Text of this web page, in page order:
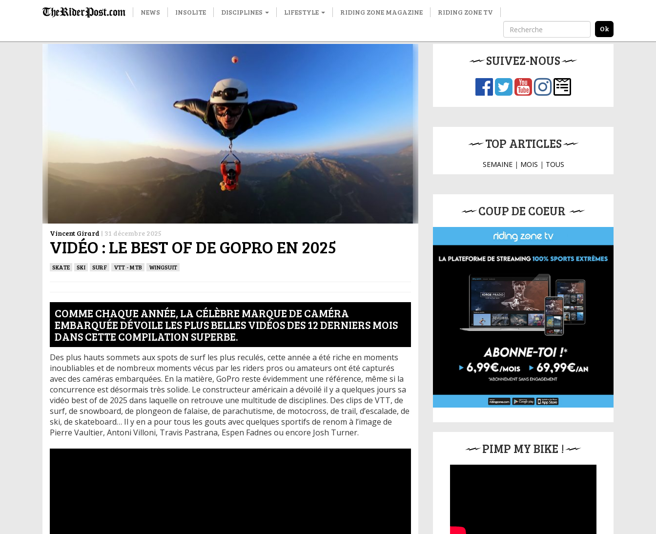
NEWS INSOLITE DISCIPLINES LIFESTYLE RIDING ZONE MAGAZINE RIDING ZONE TV
Vincent Girard | 31 décembre 2025
VIDÉO : LE BEST OF DE GOPRO EN 2025
SKATE SKI SURF VTT - MTB WINGSUIT
COMME CHAQUE ANNÉE, LA CÉLÈBRE MARQUE DE CAMÉRA
EMBARQUÉE DÉVOILE LES PLUS BELLES VIDÉOS DES 12 DERNIERS MOIS
DANS CETTE COMPILATION SUPERBE.
Des plus hauts sommets aux spots de surf les plus reculés, cette année a été riche en moments
inoubliables et de nombreux moments vécus par les riders pros ou amateurs ont été capturés
avec des caméras embarquées. En la matière, GoPro reste évidemment une référence, même si la
concurrence est désormais très solide. Le constructeur américain a dévoilé il y a quelques jours sa
vidéo best of de 2025 dans laquelle on retrouve une multitude de disciplines. Des clips de VTT, de
surf, de snowboard, de plongeon de falaise, de parachutisme, de motocross, de trail, d’escalade, de
ski, de skateboard… Il y en a pour tous les gouts avec quelques sportifs de renom à l’image de
Pierre Vaultier, Antoni Villoni, Travis Pastrana, Espen Fadnes ou encore Josh Turner.
SUIVEZ-NOUS
TOP ARTICLES
SEMAINE| MOIS | TOUS
COUP DE COEUR
PIMP MY BIKE !